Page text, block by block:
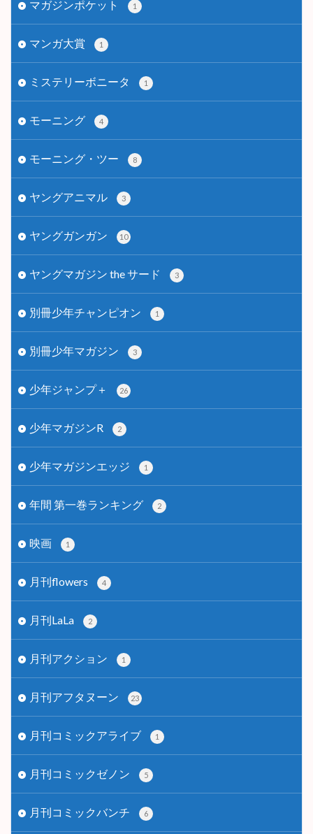
マガジンポケット 1
マンガ大賞 1
ミステリーボニータ 1
モーニング 4
モーニング・ツー 8
ヤングアニマル 3
ヤングガンガン 10
ヤングマガジン the サード 3
別冊少年チャンピオン 1
別冊少年マガジン 3
少年ジャンプ＋ 26
少年マガジンR 2
少年マガジンエッジ 1
年間 第一巻ランキング 2
映画 1
月刊flowers 4
月刊LaLa 2
月刊アクション 1
月刊アフタヌーン 23
月刊コミックアライブ 1
月刊コミックゼノン 5
月刊コミックバンチ 6